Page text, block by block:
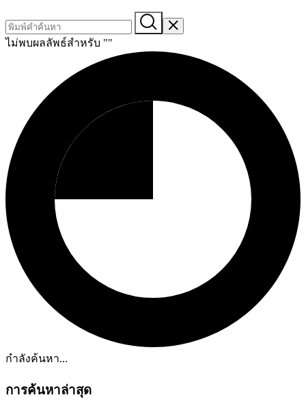
ไม่พบผลลัพธ์สำหรับ ""
กำลังค้นหา...
การค้นหาล่าสุด